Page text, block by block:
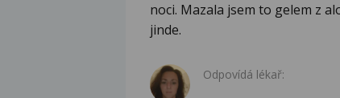
noci. Mazala jsem to gelem z
jinde.
Odpovídá lékař: